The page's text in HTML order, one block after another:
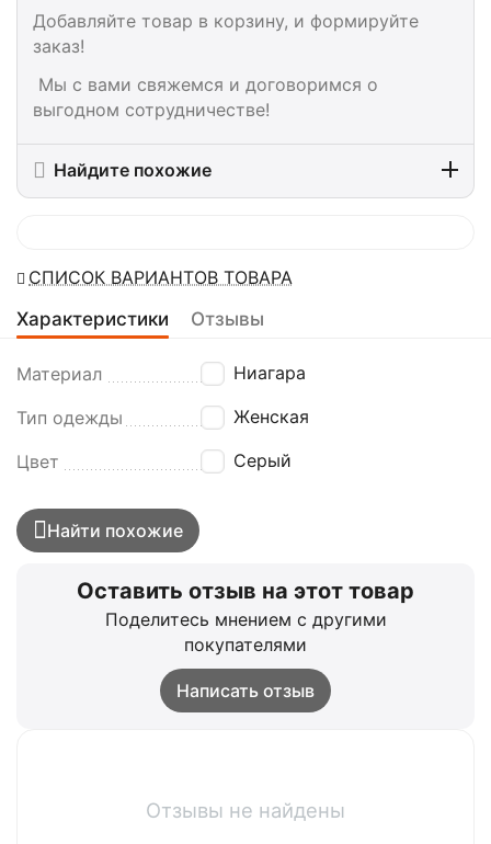
Добавляйте товар в корзину, и формируйте
заказ!
Мы с вами свяжемся и договоримся о
выгодном сотрудничестве!
Найдите похожие
СПИСОК ВАРИАНТОВ ТОВАРА
Характеристики
Отзывы
Материал Ниагара
Тип одежды Женская
Цвет Серый
Найти похожие
Оставить отзыв на этот товар
Поделитесь мнением с другими
покупателями
Написать отзыв
Отзывы не найдены